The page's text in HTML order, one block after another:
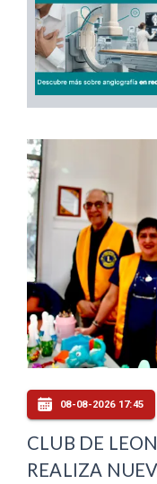
08-08-2026 17:45
CLUB DE
REALIZA